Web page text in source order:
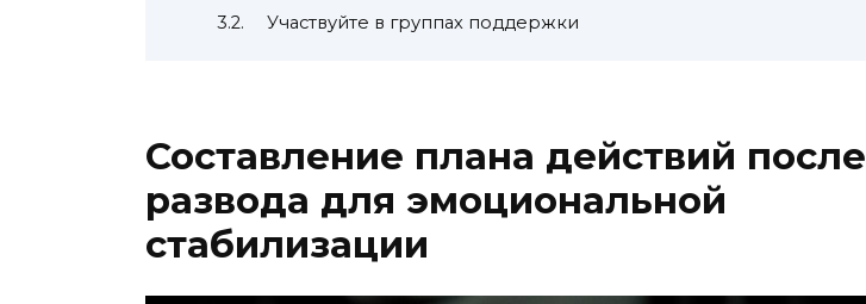
Участвуйте в группах поддержки
Составление плана действий после
развода для эмоциональной
стабилизации